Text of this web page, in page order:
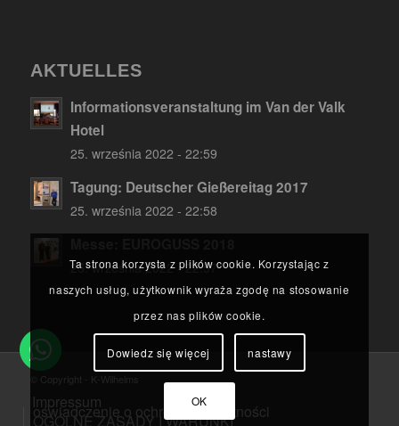
AKTUELLES
Informationsveranstaltung im Van der Valk
Hotel
25. września 2022 - 22:59
Tagung: Deutscher Gießereitag 2017
Messe: EUROGUSS 2018
25. września 2022 - 22:57
© Copyright - K-Wilhelms
Ta strona korzysta z plików cookie. Korzystając z
naszych usług, użytkownik wyraża zgodę na stosowanie
przez nas plików cookie.
Dowiedz się więcej nastawy
OK